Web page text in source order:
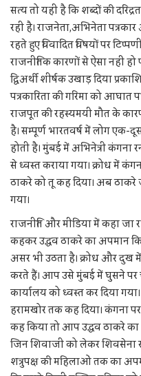
सत्य तो यही है कि शब्दों की
रही है। राजनेता,अभिनेता
रहते हुए विवादित विषयों पर
राजनीतिक कारणों से ऐसा नहीं हो
द्विअर्थी शीर्षक उखाड़ दिया
पत्रकारिता की गरिमा को
राजपूत की रहस्यमयी मौत के
है। सम्पूर्ण भारतवर्ष में लोग एक-
होती है। मुंबई में अभिनेत्री कंगना
से ध्वस्त कराया गया। क्रोध में
ठाकरे को तू कह दिया। अब
गया।
राजनीति और मीडिया में कहा जा
कहकर उद्धव ठाकरे का अपमान
असर भी उठता है। क्रोध और दुख
करते हैं। आप उसे मुंबई में घुसने पर
कार्यालय को ध्वस्त कर दिया
हरामखोर तक कह दिया। कंगना
कह किया तो आप उद्धव ठाकरे
जिन शिवाजी को लेकर शिवसेना
शत्रुपक्ष की महिलाओं तक का